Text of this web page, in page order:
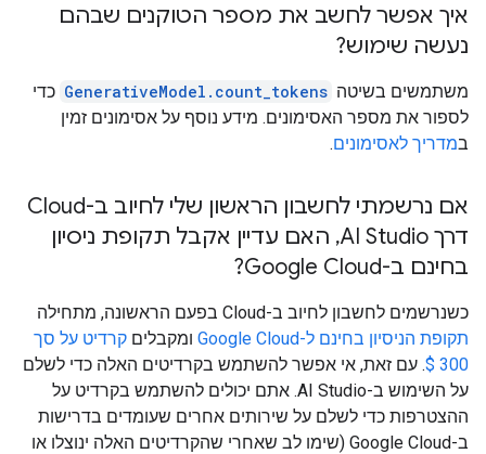
איך אפשר לחשב את מספר הטוקנים שבהם
נעשה שימוש?
משתמשים בשיטה GenerativeModel.count_tokens כדי
לספור את מספר האסימונים. מידע נוסף על אסימונים זמין
במדריך לאסימונים.
אם נרשמתי לחשבון הראשון שלי לחיוב ב-Cloud
דרך AI Studio
, האם עדיין אקבל תקופת ניסיון
בחינם ב-Google Cloud?
כשנרשמים לחשבון לחיוב ב-Cloud בפעם הראשונה, מתחילה
תקופת הניסיון בחינם ל-Google Cloud
ומקבלים קרדיט על סך
300 $
. עם זאת, אי אפשר להשתמש בקרדיטים האלה כדי לשלם
על השימוש ב-AI Studio. אתם יכולים להשתמש בקרדיט על
ההצטרפות כדי לשלם על שירותים אחרים שעומדים בדרישות
ב-Google Cloud (שימו לב שאחרי שהקרדיטים האלה ינוצלו או